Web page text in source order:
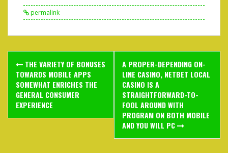
permalink
Post
navigation
THE VARIETY OF BONUSES
TOWARDS MOBILE APPS
SOMEWHAT ENRICHES THE
GENERAL CONSUMER
EXPERIENCE
A PROPER-DEPENDING ON-
LINE CASINO, NETBET LOCAL
CASINO IS A
STRAIGHTFORWARD-TO-
FOOL AROUND WITH
PROGRAM ON BOTH MOBILE
AND YOU WILL PC